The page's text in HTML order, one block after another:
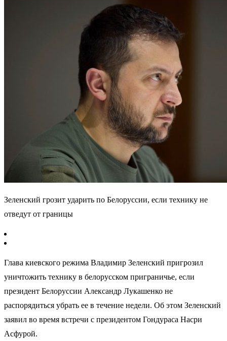
Зеленский грозит ударить по Белоруссии, если технику не
отведут от границы
Глава киевского режима Владимир Зеленский пригрозил
уничтожить технику в белорусском приграничье, если
президент Белоруссии Александр Лукашенко не
распорядиться убрать ее в течение недели. Об этом Зеленский
заявил во время встречи с президентом Гондураса Насри
Асфурой.